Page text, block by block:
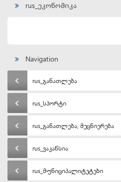
rus_ეკონომიკა
Navigation
rus_განათლება
rus_სპორტი
rus_განათლება, მეცნიერება
rus_ვაკანსია
rus_მუნიციპალიტეტები